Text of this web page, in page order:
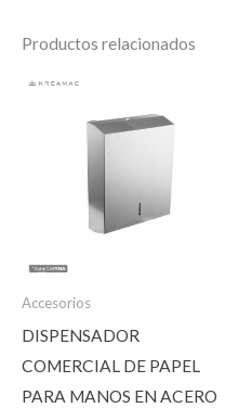
Productos relacionados
Accesorios
DISPENSADOR
COMERCIAL DE PAPEL
PARA MANOS EN ACERO